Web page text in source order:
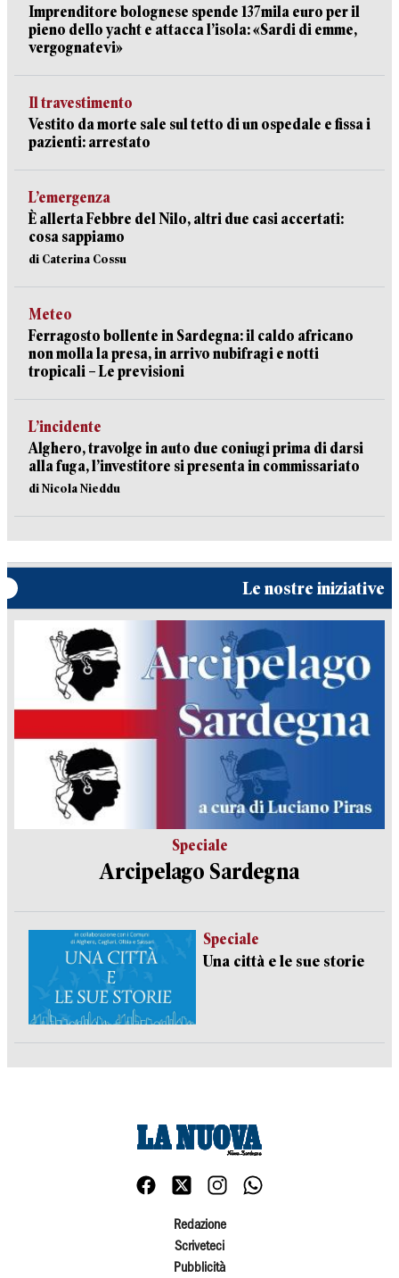
Imprenditore bolognese spende 137mila euro per il
pieno dello yacht e attacca l’isola: «Sardi di emme,
vergognatevi»
Il travestimento
Vestito da morte sale sul tetto di un ospedale e fissa i
pazienti: arrestato
L’emergenza
È allerta Febbre del Nilo, altri due casi accertati:
cosa sappiamo
di Caterina Cossu
Meteo
Ferragosto bollente in Sardegna: il caldo africano
non molla la presa, in arrivo nubifragi e notti
tropicali – Le previsioni
L’incidente
Alghero, travolge in auto due coniugi prima di darsi
alla fuga, l’investitore si presenta in commissariato
di Nicola Nieddu
Le nostre iniziative
Speciale
Arcipelago Sardegna
Speciale
Una città e le sue storie
Redazione
Scriveteci
Pubblicità